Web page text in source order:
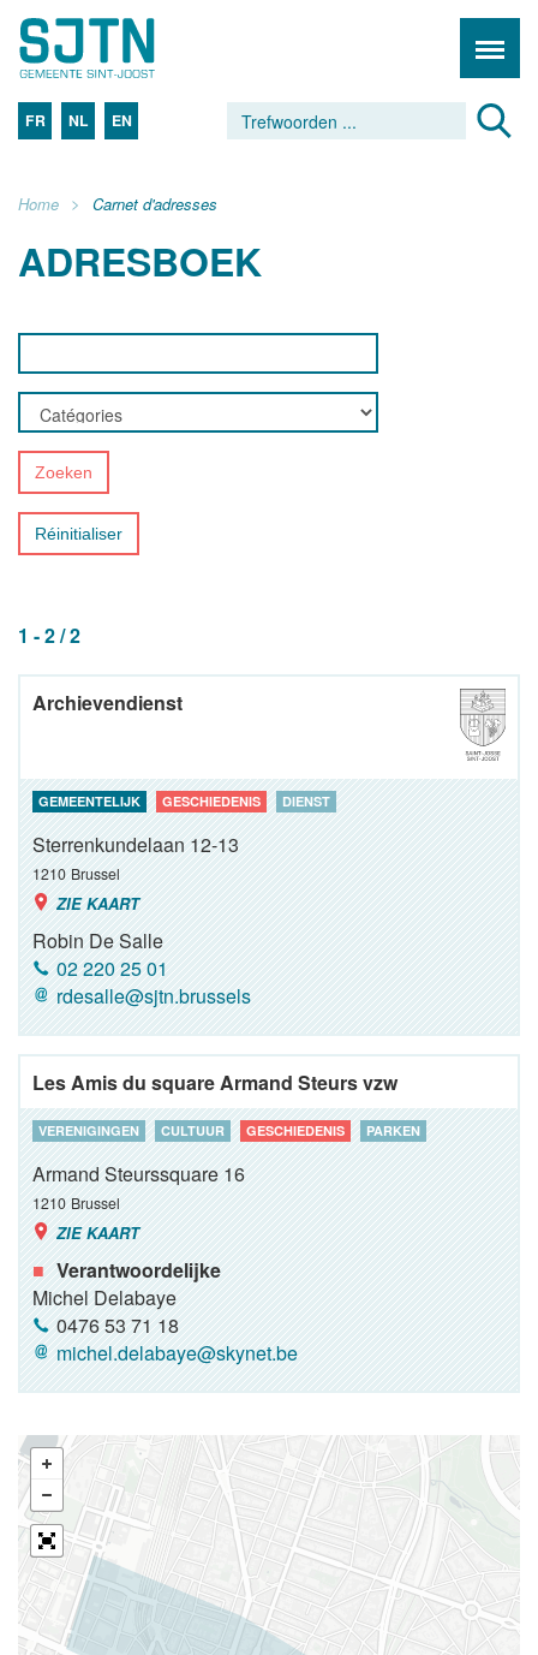
FR NL EN
Home Carnet d'adresses
ADRESBOEK
Zoeken
Réinitialiser
1 - 2 / 2
Archievendienst
GEMEENTELIJK GESCHIEDENIS DIENST
Sterrenkundelaan 12-13
1210 Brussel
ZIE KAART
Robin De Salle
02 220 25 01
rdesalle@sjtn.brussels
Les Amis du square Armand Steurs vzw
VERENIGINGEN CULTUUR GESCHIEDENIS PARKEN
Armand Steurssquare 16
1210 Brussel
ZIE KAART
Verantwoordelijke
Michel Delabaye
0476 53 71 18
michel.delabaye@skynet.be